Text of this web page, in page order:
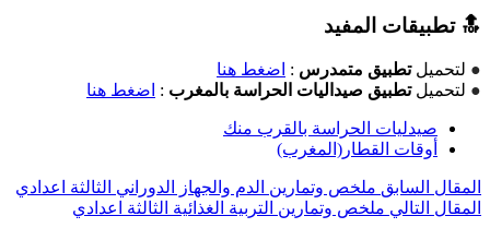
🔝 تطبيقات المفيد
● لتحميلتطبيق متمدرس : اضغط هنا
● لتحميلتطبيق صيداليات الحراسة بالمغرب : اضغط هنا
صيدليات الحراسة بالقرب منك
أوقات القطار(المغرب)
المقال السابق ملخص وتمارين الدم والجهاز الدوراني الثالثة اعدادي
المقال التالي ملخص وتمارين التربية الغذائية الثالثة اعدادي